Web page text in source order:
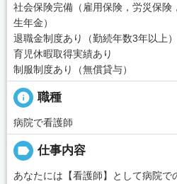
社会保険完備（雇用保険，労災保険
生年金）
退職金制度あり（勤続年数3年以上）
育児休暇取得実績あり
制服制度あり（無償貸与）
info 職種
病院で看護師
label 仕事内容
あなたには【看護師】として病院で